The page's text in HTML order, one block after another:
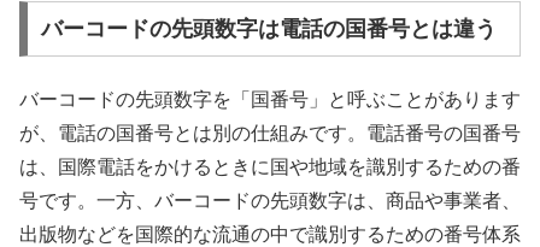
バーコードの先頭数字は電話の国番号とは違う
バーコードの先頭数字を「国番号」と呼ぶことがあります
が、電話の国番号とは別の仕組みです。電話番号の国番号
は、国際電話をかけるときに国や地域を識別するための番
号です。一方、バーコードの先頭数字は、商品や事業者、
出版物などを国際的な流通の中で識別するための番号体系